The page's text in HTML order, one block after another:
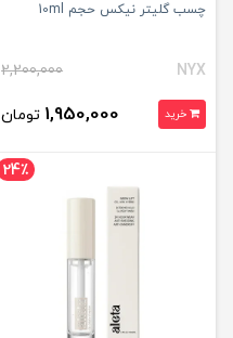
چسب گلیتر نیکس حجم 10ml
NYX
2,200,000
خرید 1,950,000 تومان
24٪